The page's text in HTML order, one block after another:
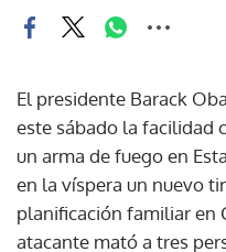
El presidente Barack
este sábado la facilidad
un arma de fuego en
en la víspera un nuevo
planificación familiar en
atacante mató a tres